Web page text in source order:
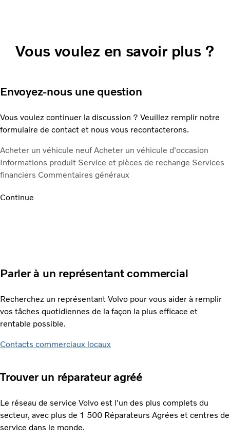
Vous voulez en savoir plus ?
Envoyez-nous une question
Vous voulez continuer la discussion ? Veuillez remplir notre
formulaire de contact et nous vous recontacterons.
Acheter un véhicule neufAcheter un véhicule d'occasion
Informations produit Service et pièces de rechange Services
financiers Commentaires généraux
Continue
Parler à un représentant commercial
Recherchez un représentant Volvo pour vous aider à remplir
vos tâches quotidiennes de la façon la plus efficace et
rentable possible.
Contacts commerciaux locaux
Trouver un réparateur agréé
Le réseau de service Volvo est l'un des plus complets du
secteur, avec plus de 1 500 Réparateurs Agrées et centres de
service dans le monde.